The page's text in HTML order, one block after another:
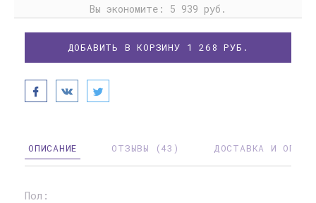
Вы экономите: 5 939 руб.
ДОБАВИТЬ В КОРЗИНУ 1 268 РУБ.
ОПИСАНИЕ ОТЗЫВЫ (43) ДОСТАВКА И
Пол: